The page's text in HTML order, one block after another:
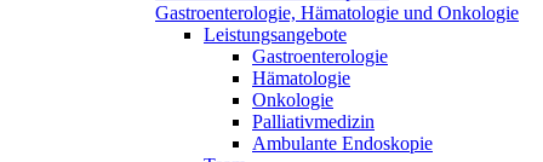
Gastroenterologie, Hämatologie und Onkologie
Leistungsangebote
Gastroenterologie
Hämatologie
Onkologie
Palliativmedizin
Ambulante Endoskopie